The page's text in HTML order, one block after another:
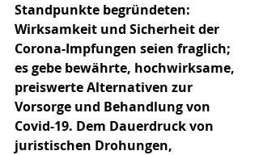
Standpunkte begründeten:
Wirksamkeit und Sicherheit der
Corona-Impfungen seien fraglich;
es gebe bewährte, hochwirksame,
preiswerte Alternativen zur
Vorsorge und Behandlung von
Covid-19. Dem Dauerdruck von
juristischen Drohungen,